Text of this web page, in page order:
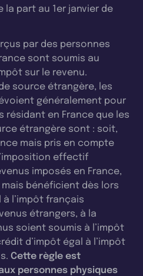
la part au 1er janvier de
par des personnes
sont soumis au
sur le revenu.
source étrangère, les
généralement pour
résidant en France que les
étrangère sont : soit,
mais pris en compte
effectif
imposés en France,
bénéficient dès lors
à l’impôt français
étrangers, à la
soient soumis à l’impôt
d’impôt égal à l’impôt
Cette règle est
personnes physiques